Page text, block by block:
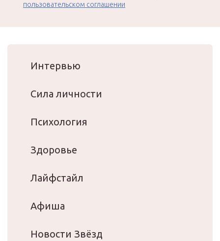
пользовательском соглашении
Интервью
Сила личности
Психология
Здоровье
Лайфстайл
Афиша
Новости Звёзд